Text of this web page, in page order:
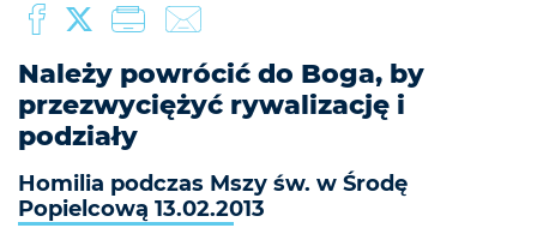
Należy powrócić do Boga, by
przezwyciężyć rywalizację i
podziały
Homilia podczas Mszy św. w Środę
Popielcową 13.02.2013